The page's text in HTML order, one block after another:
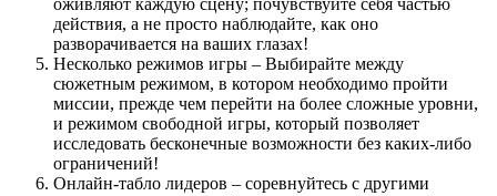
действия, а не просто наблюдайте, как оно
разворачивается на ваших глазах!
Несколько режимов игры – Выбирайте между
сюжетным режимом, в котором необходимо пройти
миссии, прежде чем перейти на более сложные уровни,
и режимом свободной игры, который позволяет
исследовать бесконечные возможности без каких-либо
ограничений!
Онлайн-табло лидеров – соревнуйтесь с другими